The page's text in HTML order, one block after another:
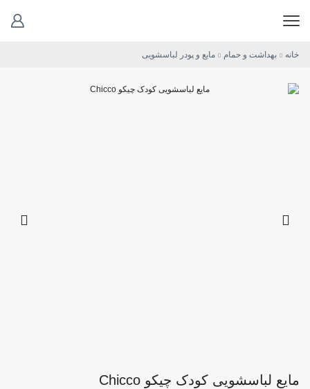
خانه بهداشت و حمام مایع و پودر لباسشویی
مایع لباسشویی کودک چیکو Chicco